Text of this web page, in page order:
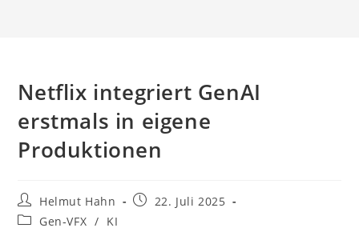
Netflix integriert GenAI
erstmals in eigene
Produktionen
Beitrags-
Autor:
Helmut Hahn
Beitrag22. Juli 2025
Beitrags-
Gen‑VFX / KI